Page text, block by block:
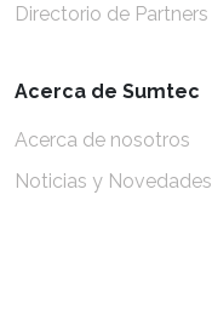
Directorio de Partners
Acerca de Sumtec
Acerca de nosotros
Noticias y Novedades